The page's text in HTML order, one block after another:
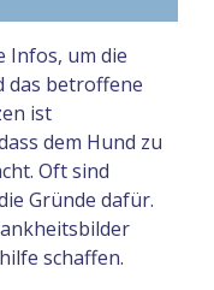
Infos, um die
das betroffene
ist
dem Hund zu
Oft sind
Gründe dafür.
schaffen.